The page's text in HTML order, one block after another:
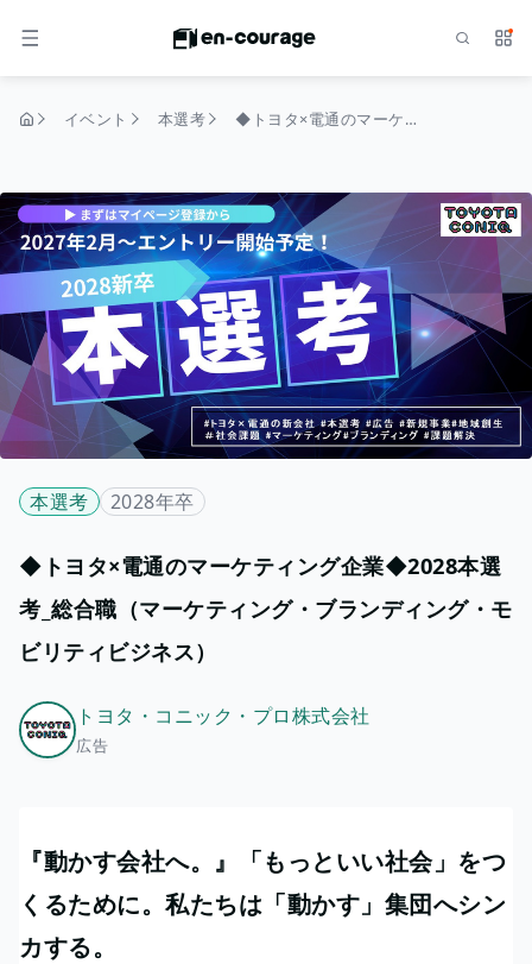
メニュー サ
イベント 本選考 ◆トヨタ×電通のマーケティング企業◆2028本選考_総合職（マーケティング・ブランディング・モビリティビジネス）
本選考 2028年卒
◆トヨタ×電通のマーケティング企業◆2028本選
考_総合職（マーケティング・ブランディング・モ
ビリティビジネス）
トヨタ・コニック・プロ株式会社
広告
『動かす会社へ。』「もっといい社会」をつ
くるために。私たちは「動かす」集団へシン
カする。